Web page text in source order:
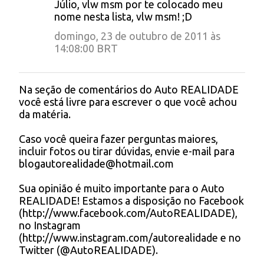
t
á
r
i
o
Júlio, vlw msm por te colocado meu
nome nesta lista, vlw msm! ;D
domingo, 23 de outubro de 2011 às
14:08:00 BRT
P
o
s
a
r
u
c
o
m
e
n
t
Na seção de comentários do Auto REALIDADE
você está livre para escrever o que você achou
da matéria.
Caso você queira fazer perguntas maiores,
incluir fotos ou tirar dúvidas, envie e-mail para
blogautorealidade@hotmail.com
Sua opinião é muito importante para o Auto
REALIDADE! Estamos a disposição no Facebook
(http://www.facebook.com/AutoREALIDADE),
no Instagram
(http://www.instagram.com/autorealidade e no
Twitter (@AutoREALIDADE).